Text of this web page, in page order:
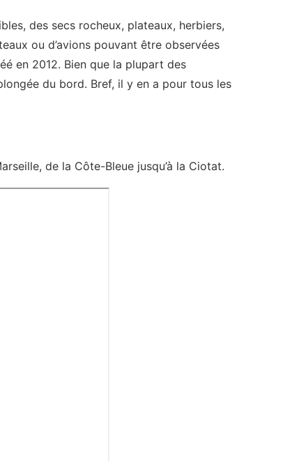
des secs rocheux, plateaux, herbiers,
ou d’avions pouvant être observées
en 2012. Bien que la plupart des
du bord. Bref, il y en a pour tous les
de la Côte-Bleue jusqu’à la Ciotat.